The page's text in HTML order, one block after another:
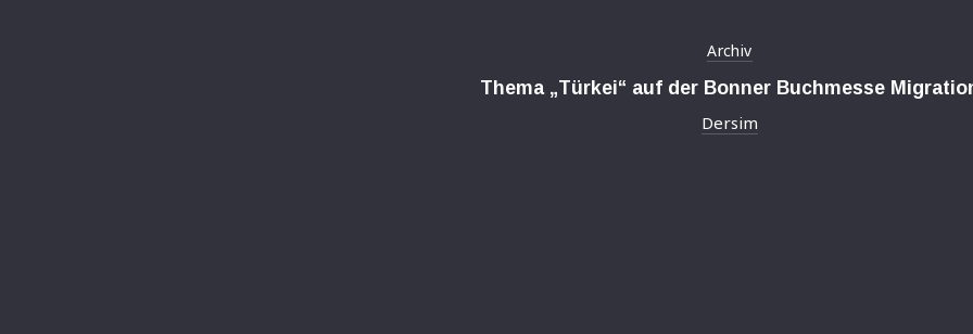
Archiv
Thema „Türkei“ auf der Bonner Buchmesse
Dersim